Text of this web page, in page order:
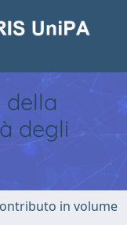
della
degli
in volume